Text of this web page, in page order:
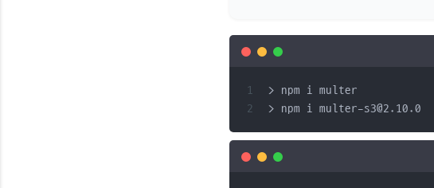
> npm i multer
> npm i multer-s3@2.10.0